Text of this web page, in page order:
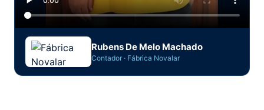
Rubens De Melo Machado
Contador · Fábrica Novalar